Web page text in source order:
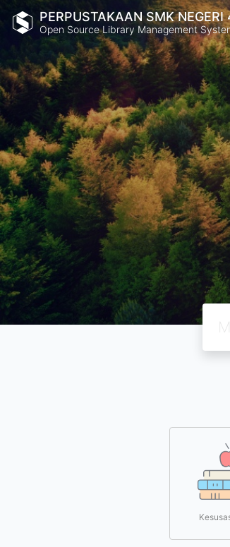
PERPUSTAKAAN SMK
Open Source Library Management